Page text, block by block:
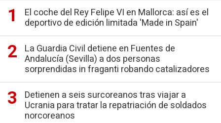
El coche del Rey Felipe VI en Mallorca: así es el
deportivo de edición limitada 'Made in Spain'
La Guardia Civil detiene en Fuentes de
Andalucía (Sevilla) a dos personas
sorprendidas in fraganti robando catalizadores
Detienen a seis surcoreanos tras viajar a
Ucrania para tratar la repatriación de soldados
norcoreanos